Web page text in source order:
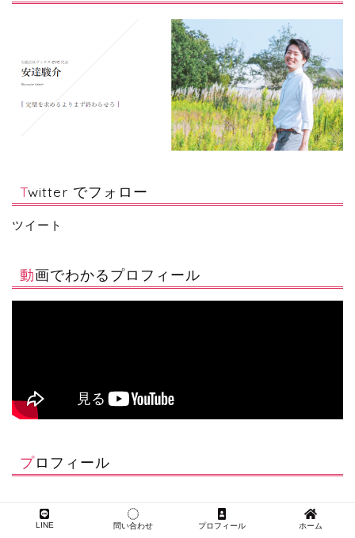
Twitter でフォロー
ツイート
動画でわかるプロフィール
プロフィール
LINE 問い合わせ プロフィール ホーム